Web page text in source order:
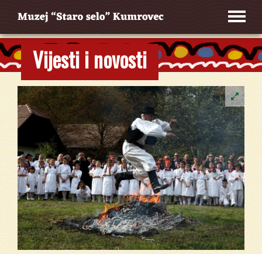
Vijesti i novosti